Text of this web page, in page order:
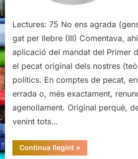
Lectures: 75 No ens agrada
gat per llebre (III) Comentava,
aplicació del mandat del Primer
el pecat original dels nostres
polítics. En comptes de pecat,
errada o, més exactament,
agenollament. Original perquè,
venint tots…
Continua llegint“No
ens
»